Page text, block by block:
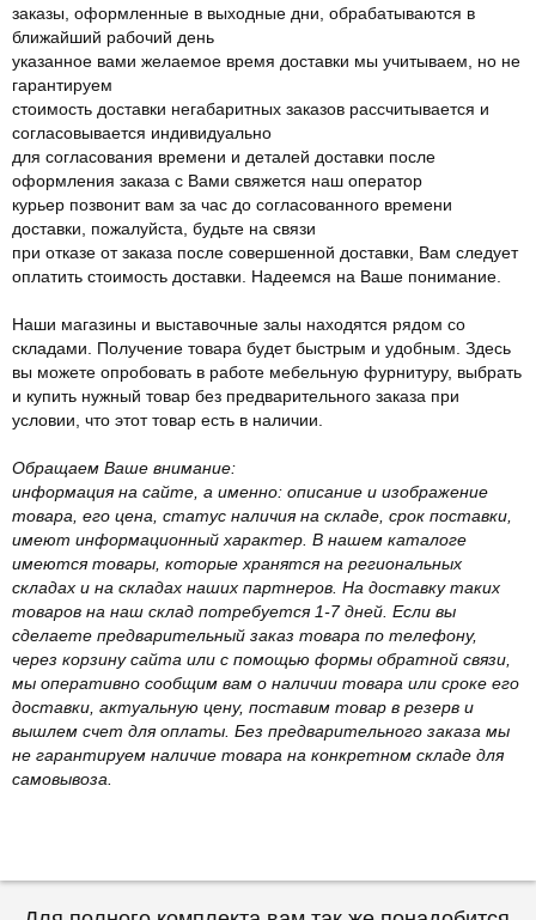
заказы, оформленные в выходные дни, обрабатываются в
ближайший рабочий день
указанное вами желаемое время доставки мы учитываем, но не
гарантируем
стоимость доставки негабаритных заказов рассчитывается и
согласовывается индивидуально
для согласования времени и деталей доставки после
оформления заказа с Вами свяжется наш оператор
курьер позвонит вам за час до согласованного времени
доставки, пожалуйста, будьте на связи
при отказе от заказа после совершенной доставки, Вам следует
оплатить стоимость доставки. Надеемся на Ваше понимание.
Наши магазины и выставочные залы находятся рядом со
складами. Получение товара будет быстрым и удобным. Здесь
вы можете опробовать в работе мебельную фурнитуру, выбрать
и купить нужный товар без предварительного заказа при
условии, что этот товар есть в наличии.
Обращаем Ваше внимание:
информация на сайте, а именно: описание и изображение
товара, его цена, статус наличия на складе, срок поставки,
имеют информационный характер. В нашем каталоге
имеются товары, которые хранятся на региональных
складах и на складах наших партнеров. На доставку таких
товаров на наш склад потребуется 1-7 дней. Если вы
сделаете предварительный заказ товара по телефону,
через корзину сайта или с помощью формы обратной связи,
мы оперативно сообщим вам о наличии товара или сроке его
доставки, актуальную цену, поставим товар в резерв и
вышлем счет для оплаты. Без предварительного заказа мы
не гарантируем наличие товара на конкретном складе для
самовывоза.